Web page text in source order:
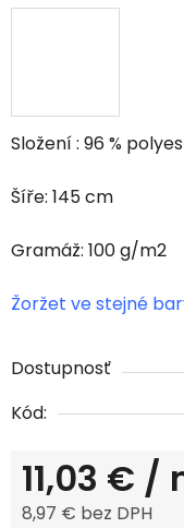
Složení : 96 %
Šíře: 145 cm
Gramáž: 100 g/m2
Žoržet ve stejné
Dostupnosť
Kód:
11,03 € /
8,97 € bez DPH